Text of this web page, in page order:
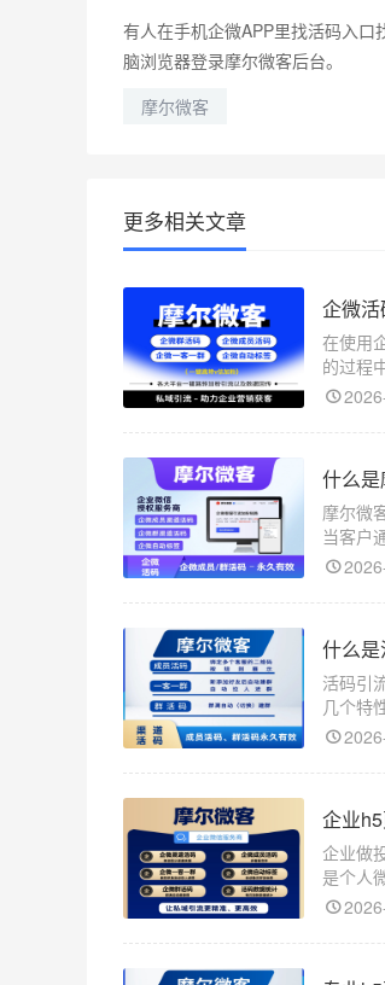
有人在手机企微APP里找活码入
脑浏览器登录摩尔微客后台。
摩尔微客
更多相关文章
企微
在使用
的过程
什么是
摩尔微
当客户
送不同
什么
活码引
几个特
看到广
企业
企业做
是个人
和个人